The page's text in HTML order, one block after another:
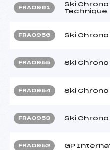
FRA0961
Ski Chrono
Technique
FRA0956 Ski Chrono
FRA0955 Ski Chrono
FRA0954 Ski Chrono
FRA0953 Ski Chrono
FRA0952 GP